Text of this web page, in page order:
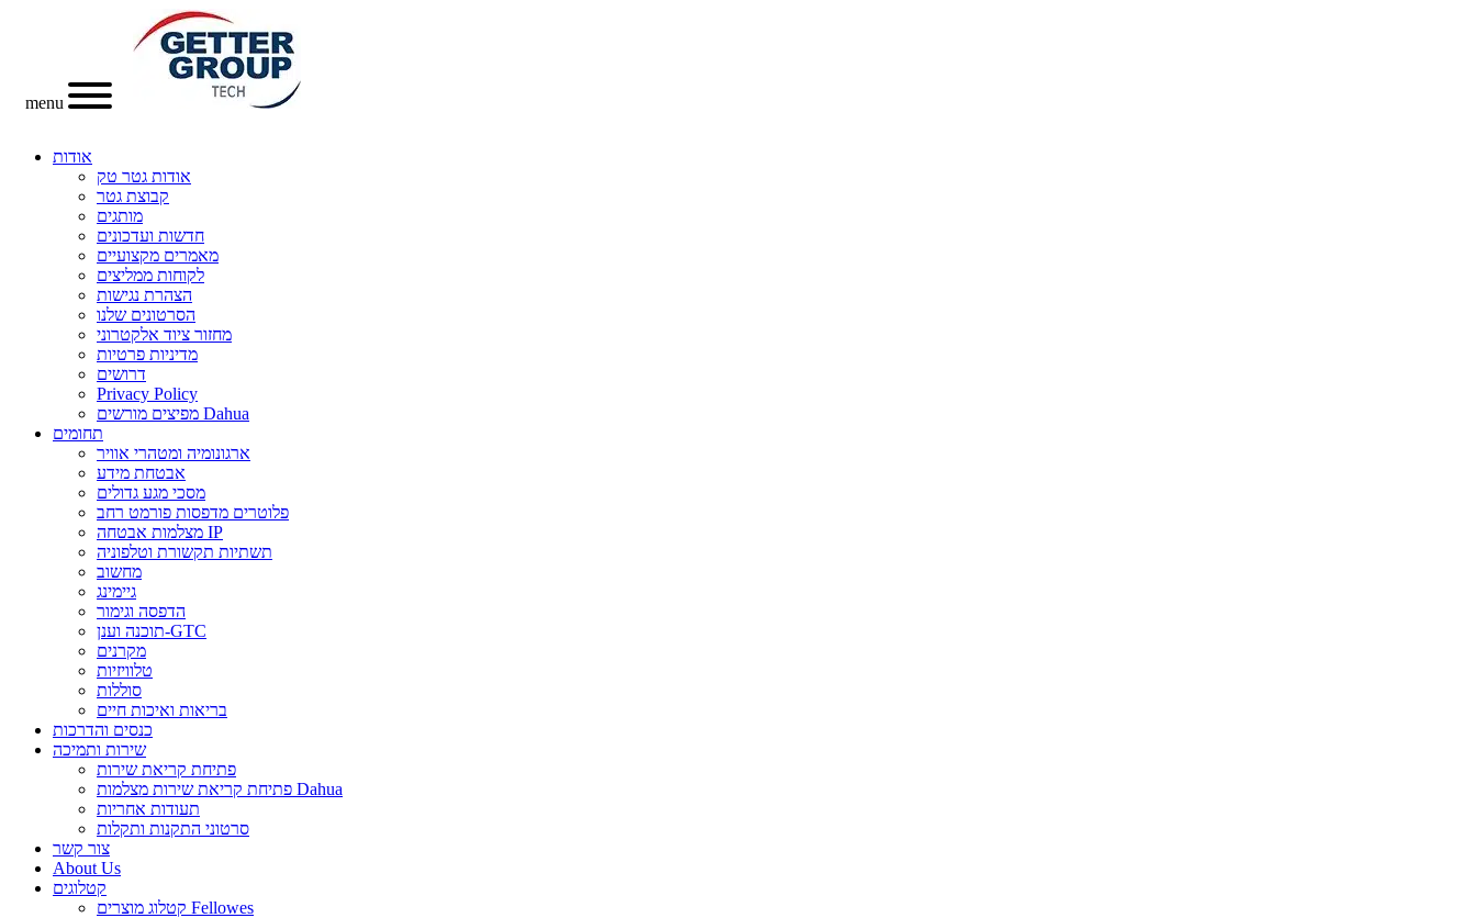
menu
אודות
אודות גטר טק
קבוצת גטר
מותגים
חדשות ועדכונים
מאמרים מקצועיים
לקוחות ממליצים
הצהרת נגישות
הסרטונים שלנו
מחזור ציוד אלקטרוני
מדיניות פרטיות
דרושים
Privacy Policy
מפיצים מורשים Dahua
תחומים
ארגונומיה ומטהרי אוויר
אבטחת מידע
מסכי מגע גדולים
פלוטרים מדפסות פורמט רחב
מצלמות אבטחה IP
תשתיות תקשורת וטלפוניה
מחשוב
גיימינג
הדפסה וגימור
תוכנה וענן-GTC
מקרנים
טלוויזיות
סוללות
בריאות ואיכות חיים
כנסים והדרכות
שירות ותמיכה
פתיחת קריאת שירות
פתיחת קריאת שירות מצלמות Dahua
תעודות אחריות
סרטוני התקנות ותקלות
צור קשר
About Us
קטלוגים
קטלוג מוצרים Fellowes